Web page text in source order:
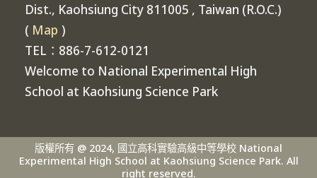
Dist., Kaohsiung City 811005 , Taiwan (R.O.C.)
( Map )
TEL：886-7-612-0121
Welcome to National Experimental High
School at Kaohsiung Science Park
版權所有 @ 2024, 國立高科實驗高級中等學校 National
Experimental High School at Kaohsiung Science Park. All
right reserved.